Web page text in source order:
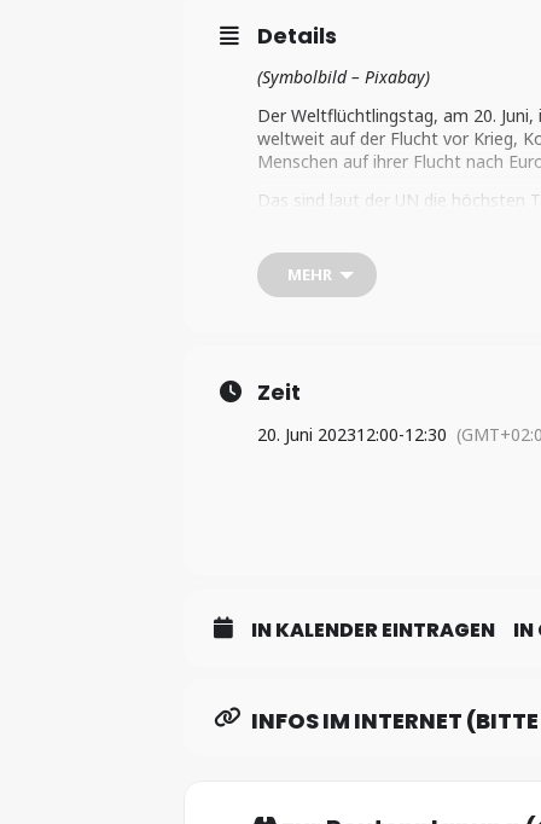
Details
(Symbolbild – Pixabay)
Der Weltflüchtlingstag, am 20. Juni,
weltweit auf der Flucht vor Krieg,
Menschen auf ihrer Flucht nach
Das sind laut der UN die höchsten
verloren haben.
MEHR
Zeit
20. Juni 202312:00-12:30
IN KALENDER EINTRAGEN IN
INFOS IM INTERNET